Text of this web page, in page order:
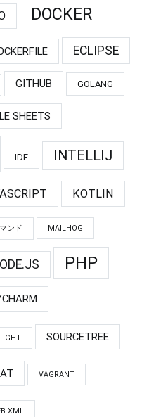
DOCKER
ECLIPSE
GITHUB GOLANG
SHEETS
IDE INTELLIJ
KOTLIN
ンド MAILHOG
PHP
SOURCETREE
VAGRANT